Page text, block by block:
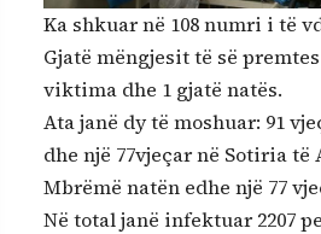
Ka shkuar në 108 numri i të
Gjatë mëngjesit të së
viktima dhe 1 gjatë natës.
Ata janë dy të moshuar: 91
dhe një 77vjeçar në Sotiria të
Mbrëmë natën edhe një 77
Në total janë infektuar 2207